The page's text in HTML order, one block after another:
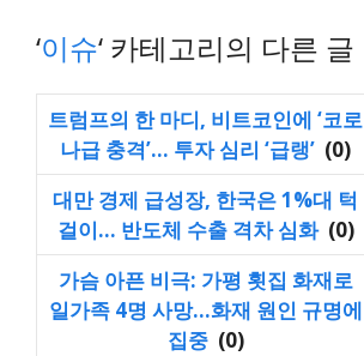
‘이슈‘ 카테고리의 다른 글
트럼프의 한 마디, 비트코인에 ‘코로
나급 충격’… 투자 심리 ‘급랭’ (0)
대만 경제 급성장, 한국은 1%대 턱
걸이… 반도체 수출 격차 심화 (0)
가슴 아픈 비극: 가평 횟집 화재로
일가족 4명 사망…화재 원인 규명에
집중 (0)